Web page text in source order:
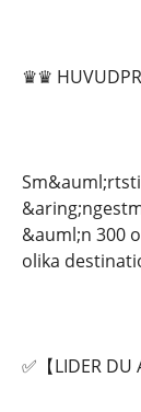
♛♛
&auml;n 300
olika
✅【LIDER